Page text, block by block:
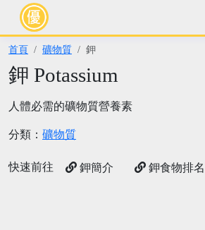
首頁 礦物質 鉀
鉀 Potassium
人體必需的礦物質營養素
分類： 礦物質
快速前往 鉀簡介 鉀食物排名